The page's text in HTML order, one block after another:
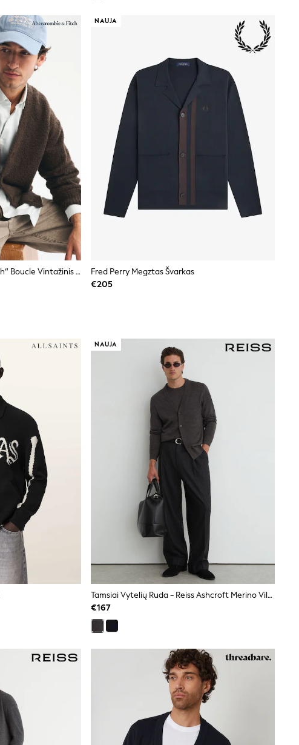
Ruda - „Abercrombie & Fitch“ Boucle Vintažinis Kardiganas
NAUJA
Fred Perry Megztas Švarkas
€205
NAUJA
Tamsiai Vytelių Ruda - Reiss Ashcroft Merino Vilnos V Formos Kaklo Megztinis
€167